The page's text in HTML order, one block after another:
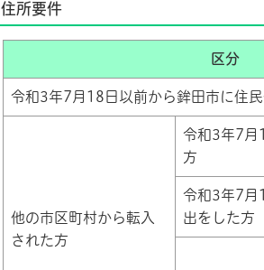
住所要件
区分
令和3年7月18日以前から鉾田市に住
他の市区町村から転入
された方
令和3年7月
方
令和3年7月
出をした方